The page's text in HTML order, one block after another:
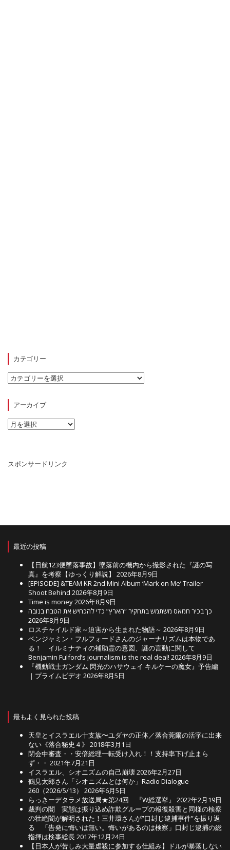
カテゴリー
カ
テ
ー
アーカイブ
ア
ー
スポンサードリンク
最近の投稿
【日航123便墜落事故】墜落前の機内から撮影された『謎の写
真』を考察【ゆっくり解説】
2026年8月9日
[EPISODE] &TEAM KR 2nd Mini Album ‘Mark on Me’ Trailer
Shoot Behind 2026年8月9日
Time is money2026年8月9日
כך בכיר חמאס משתמש בתחקיר “הארץ” כדי להכחיש את הטבח בנובה
2026年8月9日
ロスチャイルド家～迫害から生まれた物語～ 2026年8月9日
ベンジャミン・フルフォードさんのジャーナリズムは本物であ
る！ イルミナティの補助霊の意図、謎の言動に関して
Benjamin Fulford’s journalism is the real deal! 2026年8月9日
『機動戦士ガンダム 閃光のハサウェイ キルケーの魔女』予告編
｜プライムビデオ 2026年8月5日
最もよく見られた投稿
天皇とイスラエル十支族〜ユダヤの正体／落合莞爾の活字に出来
ない《落合秘史４》 2018年3月1日
閉会中審査・・安倍総理一転受け入れ！！支持率下げ止まら
ず・・ 2021年7月21日
イスラエル、シオニズムの自己崩壊2026年2月27日
鶴見太郎さん「シオニズムとは何か」Radio Dialogue
260（2026/5/13）
2026年6月5日
らっきーデタラメ放送局★第24回 『W総選挙』
2022年2月19日
裁判の闇 実態は振り込め詐欺グループの報復殺害と同様の検察
の壮絶闇が解明された！三井環さんが”口封じ逮捕事件”を振り返
る 「告発に悔いは無い。悔いがあるのは検察」口封じ逮捕の総
指揮は検事総長2017年12月24日
【日本人が苦しみ大量虐殺に参加する仕組み】ドルが暴落しない